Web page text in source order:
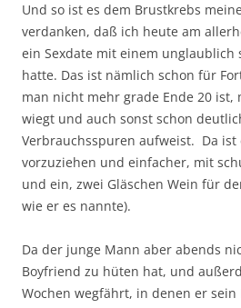
Und so ist es dem Brustkrebs
verdanken, daß ich heute am
ein Sexdate mit einem unglaublich
hatte. Das ist nämlich schon für
man nicht mehr grade Ende 20 ist,
wiegt und auch sonst schon
Verbrauchsspuren aufweist. Da
vorzuziehen und einfacher, mit
und ein, zwei Gläschen Wein für
wie er es nannte).
Da der junge Mann aber abends
Boyfriend zu hüten hat, und
Wochen wegfährt, in denen er